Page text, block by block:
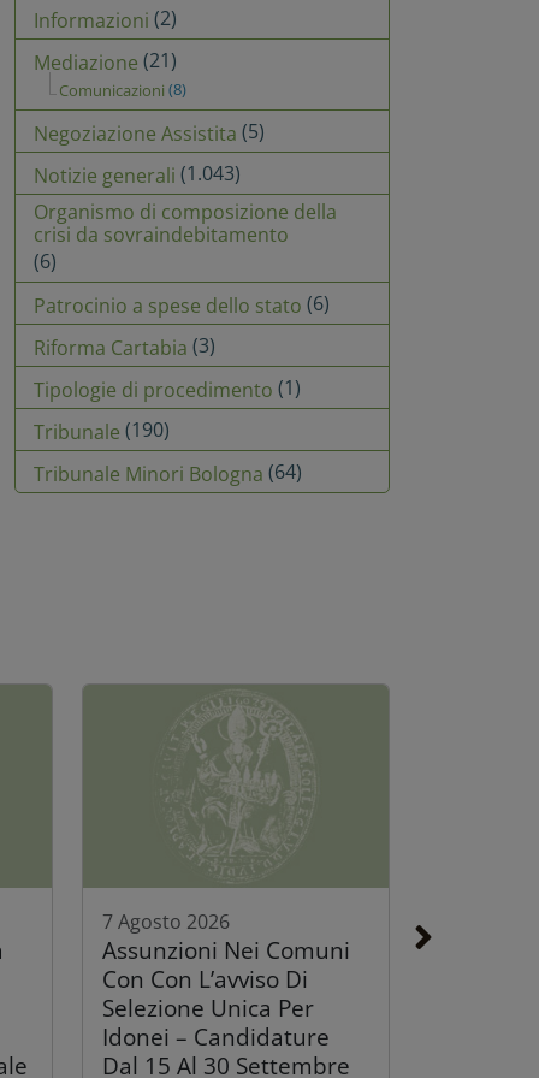
Informazioni (2)
Mediazione (21)
Comunicazioni (8)
Negoziazione Assistita (5)
Notizie generali (1.043)
Organismo di composizione della
crisi da sovraindebitamento
(6)
Patrocinio a spese dello stato (6)
Riforma Cartabia (3)
Tipologie di procedimento (1)
Tribunale (190)
Tribunale Minori Bologna (64)
7 Agosto 2026
Assunzioni Nei Comuni
Con Con L’avviso Di
Selezione Unica Per
Idonei – Candidature
Dal 15 Al 30 Settembre